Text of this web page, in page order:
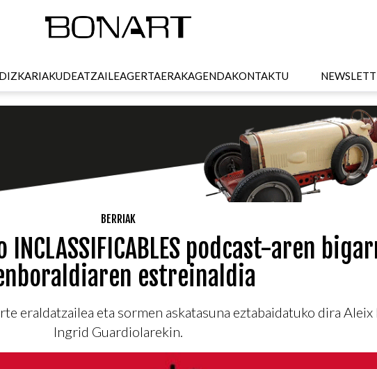
KUDEATZAILEAGERTAERAKAGENDAKONTAKTU
BERRIAK
podcast-aren
estreinaldia
eraldatzailea eta sormen askatasuna eztabaidatuko dira Aleix
Ingrid Guardiolarekin.